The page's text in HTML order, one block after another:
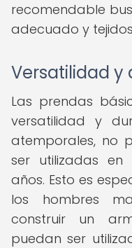
recomendable
adecuado y
Versatilidad y
Las prendas
versatilidad y
atemporales, no
ser utilizadas en
años. Esto es
los hombres
construir un
puedan ser